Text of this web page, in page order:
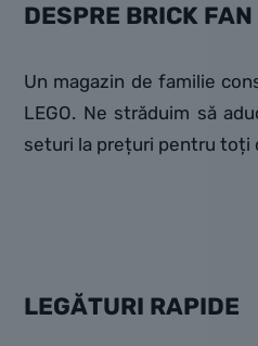
DESPRE BRICK
Un magazin de familie
LEGO. Ne străduim să
seturi la prețuri pentru toți
LEGĂTURI RAPIDE